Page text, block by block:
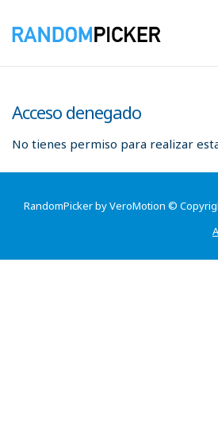
Acceso denegado
No tienes permiso para realizar
RandomPicker by VeroMotion ©